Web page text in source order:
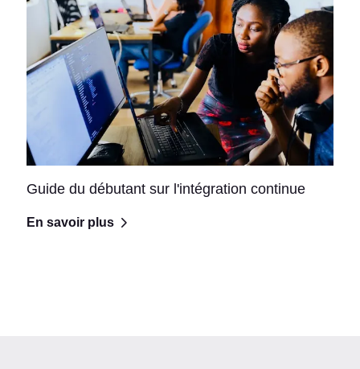
Guide du débutant sur l'intégration continue
En savoir plus